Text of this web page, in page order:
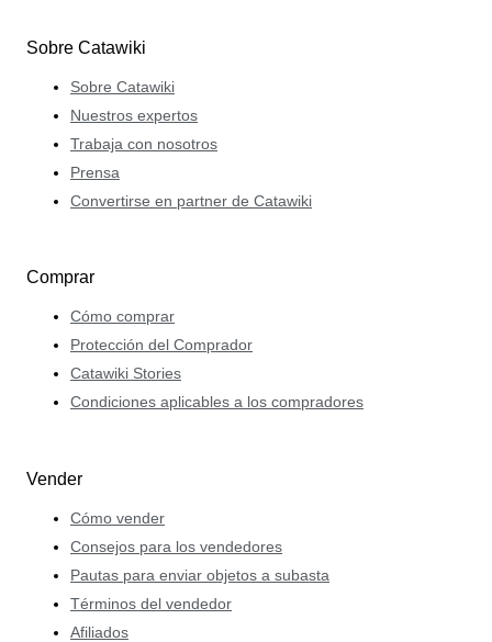
Sobre Catawiki
Sobre Catawiki
Nuestros expertos
Trabaja con nosotros
Prensa
Convertirse en partner de Catawiki
Comprar
Cómo comprar
Protección del Comprador
Catawiki Stories
Condiciones aplicables a los compradores
Vender
Cómo vender
Consejos para los vendedores
Pautas para enviar objetos a subasta
Términos del vendedor
Afiliados